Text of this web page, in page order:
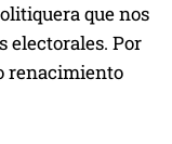
que nos
electorales. Por
renacimiento